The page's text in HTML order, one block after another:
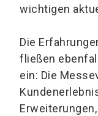
wichtigen
Die
fließen
ein: Die